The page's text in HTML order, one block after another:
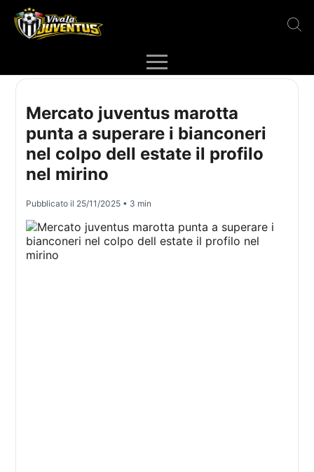
Mercato juventus marotta
punta a superare i bianconeri
nel colpo dell estate il profilo
nel mirino
Pubblicato il 25/11/2025 • 3 min